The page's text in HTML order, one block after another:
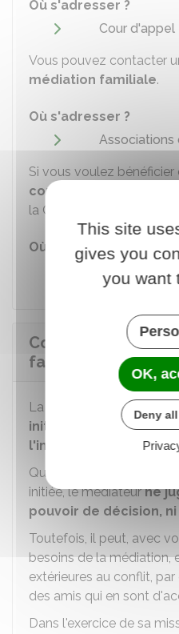
Où s'adresser ?
Cour d'appel
Vous pouvez contacter
médiation familiale.
Où s'adresser ?
Si vous voulez bénéficier
conventionné
, vous
la Caf de votre
Où s'adresser ?
Caisse
Comment se
familiale ?
La médiation familiale
initiative
(médiation
l'initiative d'un juge
Quel que soit la façon
initiée, le médiateurne
pouvoir de décision,
Toutefois, il peut, avec
besoins de la médiation,
extérieures au conflit,
des amis qui en sont
Dans l'exercice de sa
This site
gives you
you want
OK,
Deny